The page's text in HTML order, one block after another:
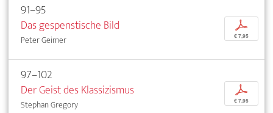
91–95
Das gespenstische Bild
Peter Geimer
p
€ 7,95
97–102
Der Geist des Klassizismus
Stephan Gregory
p
€ 7,95